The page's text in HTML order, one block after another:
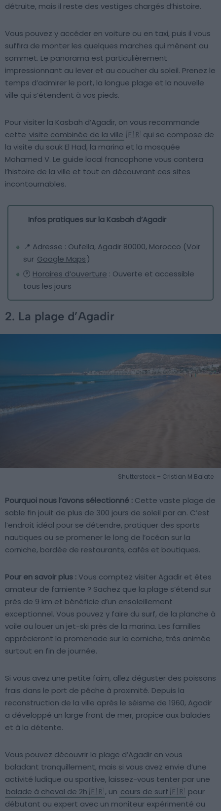
détruite, mais il reste des vestiges chargés d’histoire.
Vous pouvez y accéder en voiture ou en taxi, puis il vous
suffira de monter les quelques marches qui mènent au
sommet. Le panorama est particulièrement
impressionnant au lever et au coucher du soleil. Prenez le
temps d’admirer le port, la longue plage et la nouvelle
ville qui s’étendent à vos pieds.
Pour visiter la Kasbah d’Agadir, on vous recommande
cette visite combinée de la ville 🇫🇷 qui se compose de
la visite du souk El Had, la marina et la mosquée
Mohamed V. Le guide local francophone vous contera
l’histoire de la ville et tout en découvrant ces sites
incontournables.
Infos pratiques sur la Kasbah d’Agadir
📍 Adresse : Oufella, Agadir 80000, Morocco (Voir
sur Google Maps)
🕐 Horaires d’ouverture : Ouverte et accessible
tous les jours
2. La plage d’Agadir
Shutterstock – Cristian M Balate
Pourquoi nous l’avons sélectionné : Cette vaste plage de
sable fin jouit de plus de 300 jours de soleil par an. C’est
l’endroit idéal pour se détendre, pratiquer des sports
nautiques ou se promener le long de l’océan sur la
corniche, bordée de restaurants, cafés et boutiques.
Pour en savoir plus :Vous comptez visiter Agadir et êtes
amateur de farniente ? Sachez que la plage s’étend sur
près de 9 km et bénéficie d’un ensoleillement
exceptionnel. Vous pouvez y faire du surf, de la planche à
voile ou louer un jet-ski près de la marina. Les familles
apprécieront la promenade sur la corniche, très animée
surtout en fin de journée.
Si vous avez une petite faim, allez déguster des poissons
frais dans le port de pêche à proximité. Depuis la
reconstruction de la ville après le séisme de 1960, Agadir
a développé un large front de mer, propice aux balades
et à la détente.
Vous pouvez découvrir la plage d’Agadir en vous
baladant tranquillement, mais si vous avez envie d’une
activité ludique ou sportive, laissez-vous tenter par une
balade à cheval de 2h 🇫🇷, un cours de surf 🇫🇷 pour
débutant ou expert avec un moniteur expérimenté ou